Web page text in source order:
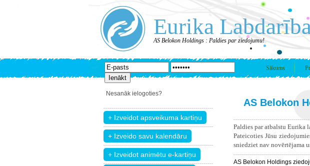
Eurika
AS Belokon Holdings : Paldies par ziedojumu!
Sākums
Nesanāk ielogoties?
AS Belokon
Paldies par atbalstu Eurika
Pateicoties Jūsu
sniedziet nav novērtējama
AS Belokon Holdings